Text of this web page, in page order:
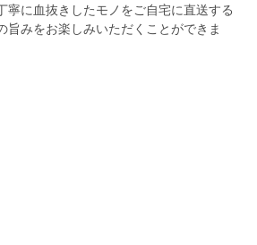
寧に血抜きしたモノをご自宅に直送する
旨みをお楽しみいただくことができま